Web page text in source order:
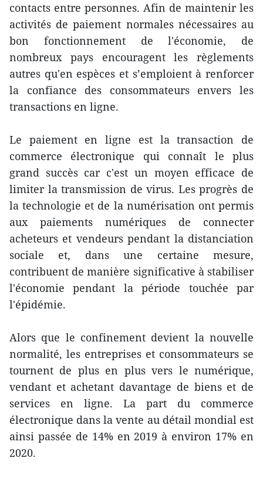
contacts entre personnes. Afin de maintenir les
activités de paiement normales nécessaires au
bon fonctionnement de l'économie, de
nombreux pays encouragent les règlements
autres qu'en espèces et s’emploient à renforcer
la confiance des consommateurs envers les
transactions en ligne.
Le paiement en ligne est la transaction de
commerce électronique qui connaît le plus
grand succès car c'est un moyen efficace de
limiter la transmission de virus. Les progrès de
la technologie et de la numérisation ont permis
aux paiements numériques de connecter
acheteurs et vendeurs pendant la distanciation
sociale et, dans une certaine mesure,
contribuent de manière significative à stabiliser
l'économie pendant la période touchée par
l'épidémie.
Alors que le confinement devient la nouvelle
normalité, les entreprises et consommateurs se
tournent de plus en plus vers le numérique,
vendant et achetant davantage de biens et de
services en ligne. La part du commerce
électronique dans la vente au détail mondial est
ainsi passée de 14% en 2019 à environ 17% en
2020.